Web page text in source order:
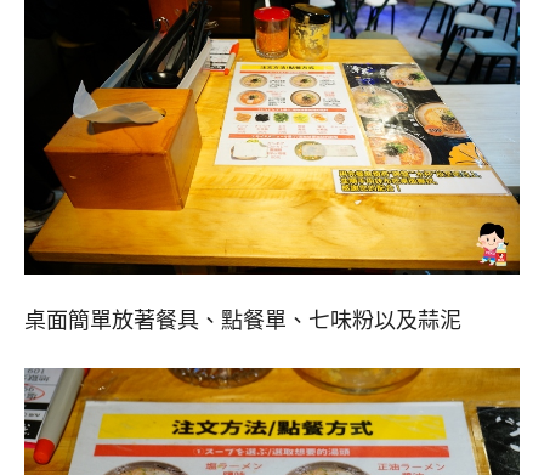
桌面簡單放著餐具、點餐單、七味粉以及蒜泥